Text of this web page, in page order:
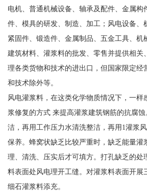
电机、普通机械设备、轴承及配件、金属构
件、模具的研发、制造、加工；风电设备、
紧固件、锻造件、金属制品、五金工具、机
建筑材料、灌浆料的批发、零售并提供相关
理各类货物和技术的进出口，但国家限定经
和技术除外等。
风电灌浆料，在这类化学物质情况下，一样
浆修复的方式 来提高灌浆建筑钢筋的抗腐
洁，再用工作压力水清洗整洁，再用1灌浆
保养。蜂窝状缺乏比较严重时，缺乏能量灌
理、清洗、压实后才可填方。打孔缺乏的处
料表面处风电理开工缝。对灌浆料表面开展
细石灌浆料添充。